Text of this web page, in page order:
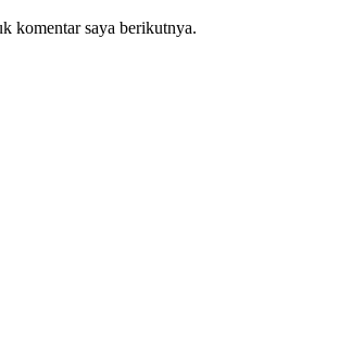
komentar saya berikutnya.